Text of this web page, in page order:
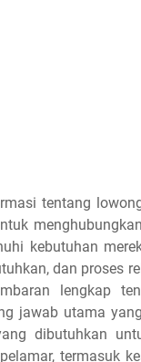
tentang
kebutuhan
dan proses
lengkap
jawab utama
dibutuhkan
termasuk